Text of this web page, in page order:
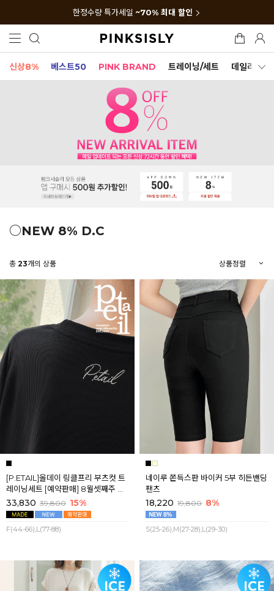
한정수량 특가세일 ~70% 최대 할인
신상8% 베스트50 PINK BRAND 트레이닝/세트 데일리세트
○NEW 8% D.C
총 23개의 상품
[P.ETAIL]올데이 링클프리 부츠컷 트
레이닝세트 [예약판매] 8월셋째주 순
차배송
33,830 39,800 15%
F(44-66),L(77-88)
네이루 쫀득스판 바이커 5부 히든밴딩
팬츠
18,220 19,800 8%
S(25-26),M(27-28),L(29-30)